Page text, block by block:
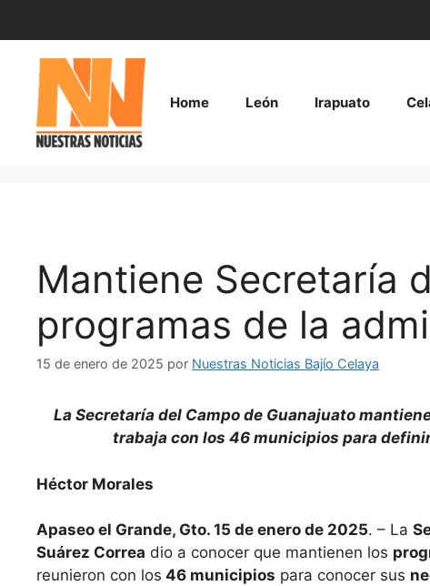
contenido
Home León Irapuato
Mantiene Secretaría
programas de la
15 de enero de 2025 por Nuestras Noticias Bajío Celaya
La Secretaría del Campo de Guanajuato
trabaja con los 46 municipios para
Héctor Morales
Apaseo el Grande, Gto. 15 de enero de 2025. – La
Suárez Correa dio a conocer que mantienen los
reunieron con los 46 municipios para conocer sus